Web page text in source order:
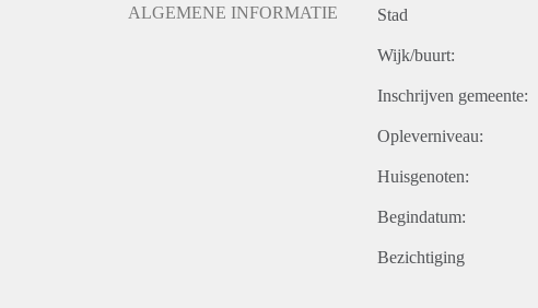
ALGEMENE INFORMATIE Stad
Wijk/buurt:
Inschrijven gemeente:
Opleverniveau:
Huisgenoten:
Begindatum:
Bezichtiging